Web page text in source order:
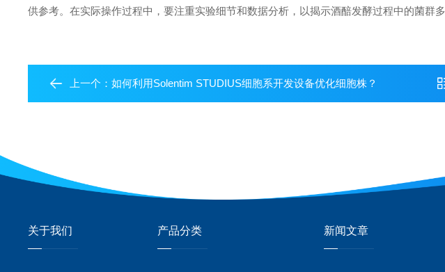
供参考。在实际操作过程中，要注重实验细节和数据分析，以揭示酒醅发酵过程中的菌群多
上一个：如何利用Solentim STUDIUS细胞系开发设备优化细胞株？
关于我们 产品分类 新闻文章